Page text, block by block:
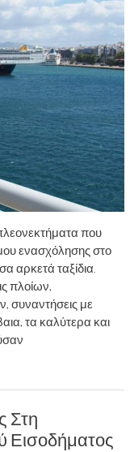
που
ενασχόλησης στο
αρκετά ταξίδια.
πλοίων,
συναντήσεις με
τα καλύτερα και
Στη
Εισοδήματος